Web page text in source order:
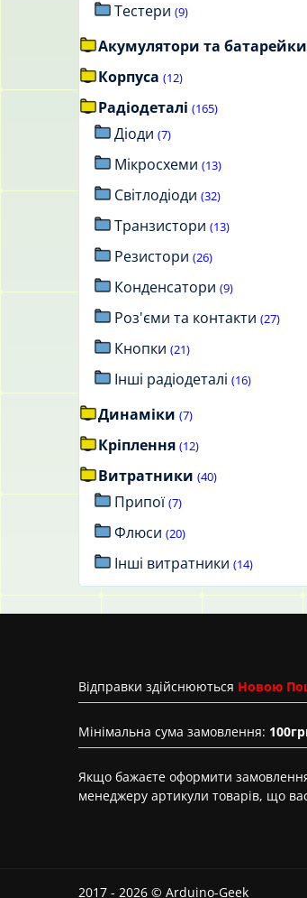
Тестери (9)
Акумулятори та батарейки
Корпуса (12)
Радіодеталі (165)
Діоди (7)
Мікросхеми (13)
Світлодіоди (32)
Транзистори (13)
Резистори (26)
Конденсатори (9)
Роз'єми та контакти (27)
Кнопки (21)
Інші радіодеталі (16)
Динаміки (7)
Кріплення (12)
Витратники (40)
Припої (7)
Флюси (20)
Інші витратники (14)
Вiдправки здійснюються Новою
Мінімальна сума замовлення:
Якщо бажаєте оформити
менеджеру артикули товарів, що
2017 - 2026 © Arduino-Geek